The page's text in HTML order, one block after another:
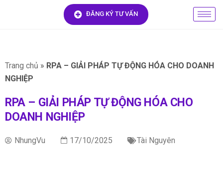
ĐĂNG KÝ TƯ VẤN
Trang chủ » RPA – GIẢI PHÁP TỰ ĐỘNG HÓA CHO DOANH
NGHIỆP
RPA – GIẢI PHÁP TỰ ĐỘNG HÓA CHO
DOANH NGHIỆP
NhungVu 17/10/2025 Tài Nguyên